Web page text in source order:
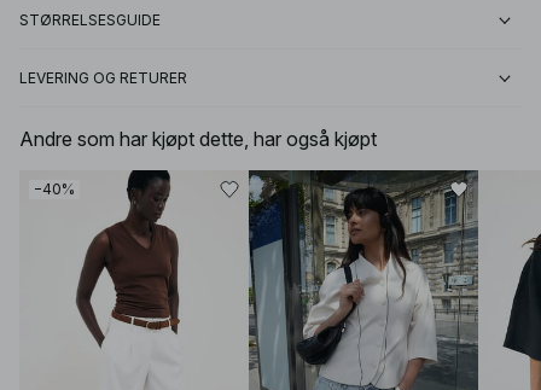
STØRRELSESGUIDE
LEVERING OG RETURER
Andre som har kjøpt dette, har også kjøpt
−40%